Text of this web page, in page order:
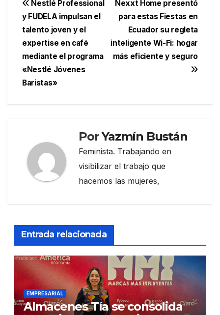
Navegación
de
entradas
Nexxt Home presentó
para estas Fiestas en
Ecuador su regleta
inteligente Wi-Fi: hogar
más eficiente y seguro
Nestlé Professional
y FUDELA impulsan el
talento joven y el
expertise en café
mediante el programa
«Nestlé Jóvenes
Baristas»
PorYazmín Bustán
Feminista. Trabajando en
visibilizar el trabajo que
hacemos las mujeres,
Entrada relacionada
EMPRESARIAL
Almacenes Tía se consolida